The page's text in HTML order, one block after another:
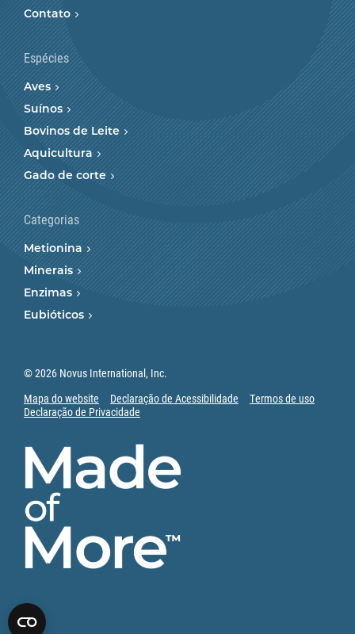
Contato
Espécies
Aves
Suínos
Bovinos de Leite
Aquicultura
Gado de corte
Categorias
Metionina
Minerais
Enzimas
Eubióticos
© 2026 Novus International, Inc.
Mapa do website
Declaração de Acessibilidade
Termos de uso
Declaração de Privacidade